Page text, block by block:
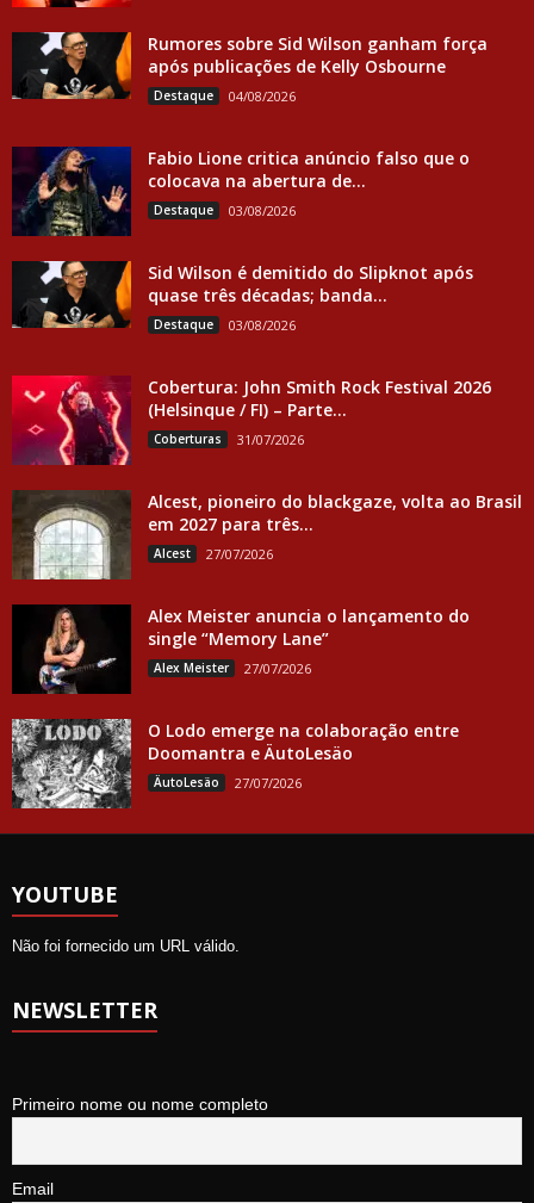
Rumores sobre Sid Wilson ganham força
após publicações de Kelly Osbourne
Destaque 04/08/2026
Fabio Lione critica anúncio falso que o
colocava na abertura de...
Destaque 03/08/2026
Sid Wilson é demitido do Slipknot após
quase três décadas; banda...
Destaque 03/08/2026
Cobertura: John Smith Rock Festival 2026
(Helsinque / FI) – Parte...
Coberturas 31/07/2026
Alcest, pioneiro do blackgaze, volta ao Brasil
em 2027 para três...
Alcest 27/07/2026
Alex Meister anuncia o lançamento do
single “Memory Lane”
Alex Meister 27/07/2026
O Lodo emerge na colaboração entre
Doomantra e ÄutoLesäo
ÄutoLesäo 27/07/2026
YOUTUBE
Não foi fornecido um URL válido.
NEWSLETTER
Primeiro nome ou nome completo
Email